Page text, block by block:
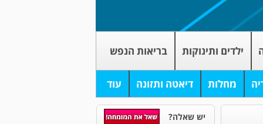
ילדים ותינוקות בריאות הנפש
מחלות דיאטה ותזונה עוד
יש שאלה?